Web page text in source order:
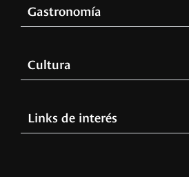
Gastronomía
Cultura
Links de interés